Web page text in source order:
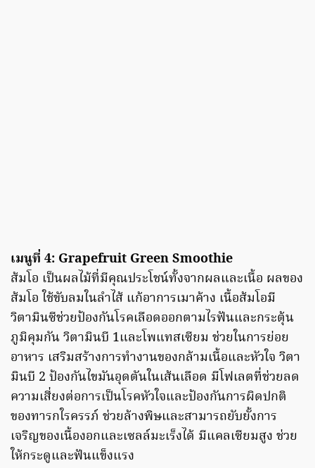
เมนูที่ 4: Grapefruit Green Smoothie
ส้มโอ เป็นผลไม้ที่มีคุณประโชน์ทั้งจากผลและเนื้อ ผลของ
ส้มโอ ใช้ขับลมในลำไส้ แก้อาการเมาค้าง เนื้อส้มโอมี
วิตามินซีช่วยป้องกันโรคเลือดออกตามไรฟันและกระตุ้น
ภูมิคุมกัน วิตามินบี 1และโพแทสเซียม ช่วยในการย่อย
อาหาร เสริมสร้างการทำงานของกล้ามเนื้อและหัวใจ วิตา
มินบี 2 ป้องกันไขมันอุดตันในเส้นเลือด มีโฟเลตที่ช่วยลด
ความเสี่ยงต่อการเป็นโรคหัวใจและป้องกันการผิดปกติ
ของทารกใรครรภ์ ช่วยล้างพิษและสามารถยับยั้งการ
เจริญของเนื้องอกและเซลล์มะเร็งได้ มีแคลเซียมสูง ช่วย
ให้กระดูและฟันแข็งแรง